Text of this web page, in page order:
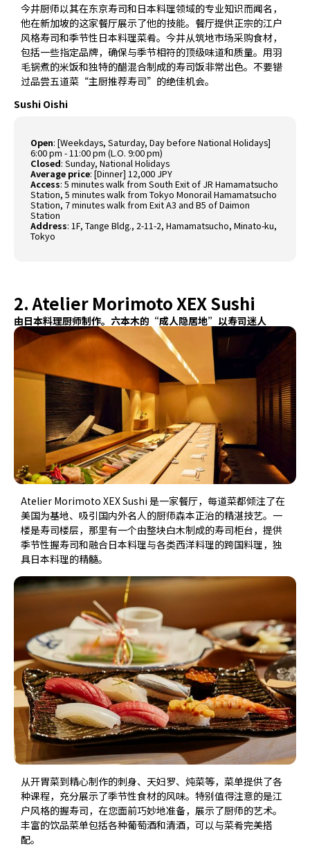
今井厨师以其在东京寿司和日本料理领域的专业知识而闻名，
他在新加坡的这家餐厅展示了他的技能。餐厅提供正宗的江户
风格寿司和季节性日本料理菜肴。今井从筑地市场采购食材，
包括一些指定品牌，确保与季节相符的顶级味道和质量。用羽
毛锅煮的米饭和独特的醋混合制成的寿司饭非常出色。不要错
过品尝五道菜“主厨推荐寿司”的绝佳机会。
Sushi Oishi
Open:[Weekdays, Saturday, Day before National Holidays]
6:00 pm - 11:00 pm (L.O. 9:00 pm)
Closed:Sunday, National Holidays
Average price:[Dinner] 12,000 JPY
Access:5 minutes walk from South Exit of JR Hamamatsucho
Station, 5 minutes walk from Tokyo Monorail Hamamatsucho
Station, 7 minutes walk from Exit A3 and B5 of Daimon
Station
Address: 1F, Tange Bldg., 2-11-2, Hamamatsucho, Minato-ku,
Tokyo
2. Atelier Morimoto XEX Sushi
由日本料理厨师制作。六本木的“成人隐居地”以寿司迷人
Atelier Morimoto XEX Sushi 是一家餐厅，每道菜都倾注了在
美国为基地、吸引国内外名人的厨师森本正治的精湛技艺。一
楼是寿司楼层，那里有一个由整块白木制成的寿司柜台，提供
季节性握寿司和融合日本料理与各类西洋料理的跨国料理，独
具日本料理的精髓。
从开胃菜到精心制作的刺身、天妇罗、炖菜等，菜单提供了各
种课程，充分展示了季节性食材的风味。特别值得注意的是江
户风格的握寿司，在您面前巧妙地准备，展示了厨师的艺术。
丰富的饮品菜单包括各种葡萄酒和清酒，可以与菜肴完美搭
配。